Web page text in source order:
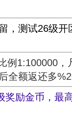
，测试26级
例1:100000
全额返还多
奖励金币，最